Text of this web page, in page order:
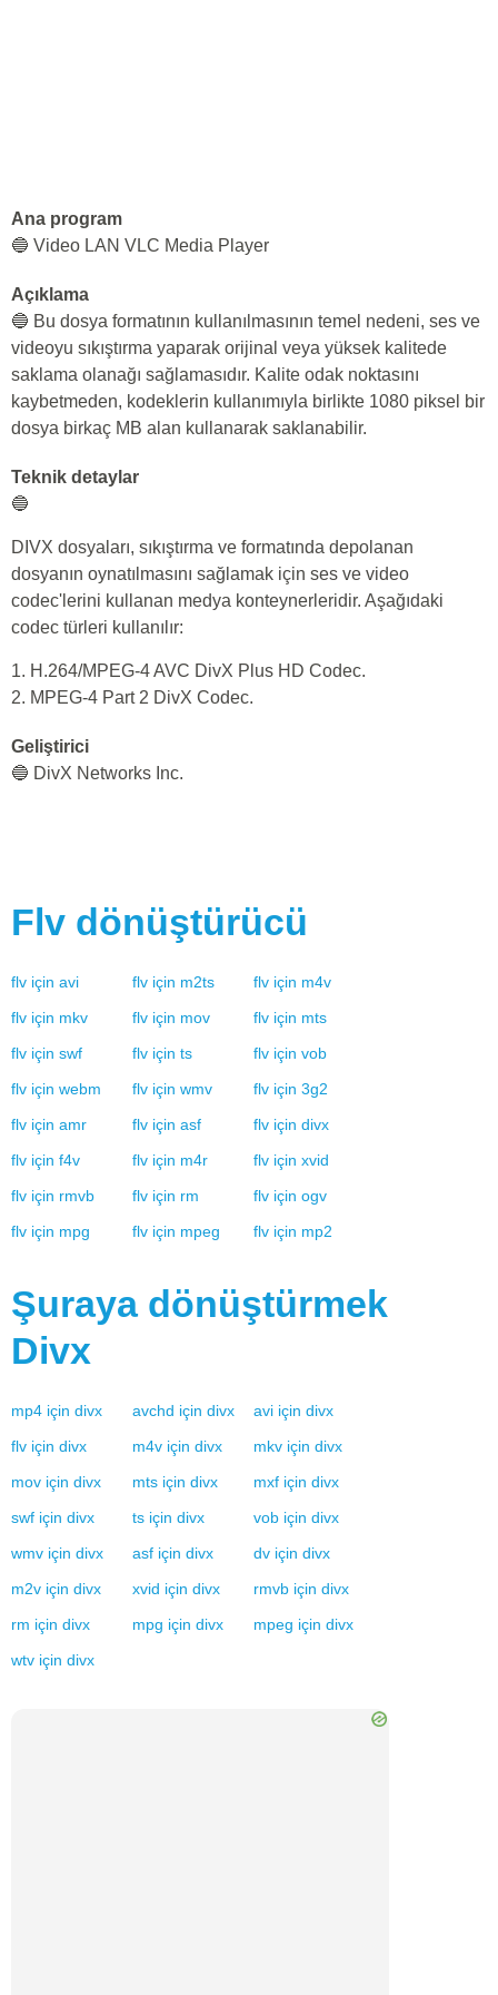
Ana program
🔵 Video LAN VLC Media Player
Açıklama
🔵 Bu dosya formatının kullanılmasının temel nedeni, ses ve
videoyu sıkıştırma yaparak orijinal veya yüksek kalitede
saklama olanağı sağlamasıdır. Kalite odak noktasını
kaybetmeden, kodeklerin kullanımıyla birlikte 1080 piksel bir
dosya birkaç MB alan kullanarak saklanabilir.
Teknik detaylar
🔵
DIVX dosyaları, sıkıştırma ve formatında depolanan
dosyanın oynatılmasını sağlamak için ses ve video
codec'lerini kullanan medya konteynerleridir. Aşağıdaki
codec türleri kullanılır:
1. H.264/MPEG-4 AVC DivX Plus HD Codec.
2. MPEG-4 Part 2 DivX Codec.
Geliştirici
🔵 DivX Networks Inc.
Flv dönüştürücü
flv için avi flv için m2ts flv için m4v
flv için mkv flv için mov flv için mts
flv için swf flv için ts flv için vob
flv için webm flv için wmv flv için 3g2
flv için amr flv için asf flv için divx
flv için f4v flv için m4r flv için xvid
flv için rmvb flv için rm flv için ogv
flv için mpg flv için mpeg flv için mp2
Şuraya dönüştürmek
Divx
mp4 için divx avchd için divx avi için divx
flv için divx m4v için divx mkv için divx
mov için divx mts için divx mxf için divx
swf için divx ts için divx vob için divx
wmv için divx asf için divx dv için divx
m2v için divx xvid için divx rmvb için divx
rm için divx mpg için divx mpeg için divx
wtv için divx